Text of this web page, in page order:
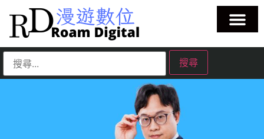
漫遊網路數位世界